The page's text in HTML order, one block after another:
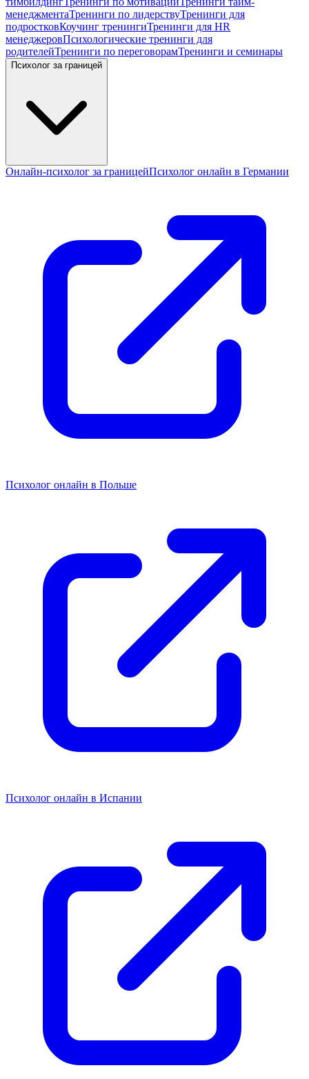
менеджментаТренинги по лидерствуТренинги для
подростковКоучинг тренингиТренинги для HR
менеджеровПсихологические тренинги для
родителейТренинги по переговорамТренинги и семинары
Психолог за границей
Онлайн-психолог за границейПсихолог онлайн в Германии
Психолог онлайн в Польше
Психолог онлайн в Испании